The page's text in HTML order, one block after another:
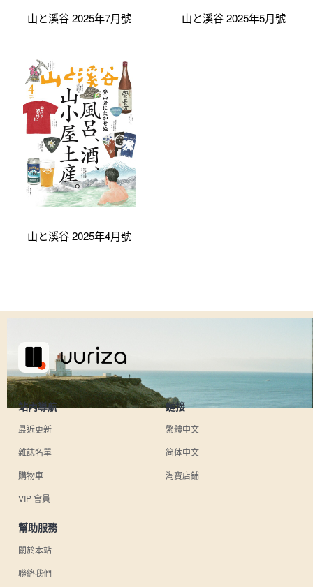
山と溪谷 2025年7月號 山と溪谷 2025年5月號
山と溪谷 2025年4月號
站內導航
最近更新
雜誌名單
購物車
VIP 會員
鏈接
繁體中文
简体中文
淘寶店鋪
幫助服務
關於本站
聯絡我們